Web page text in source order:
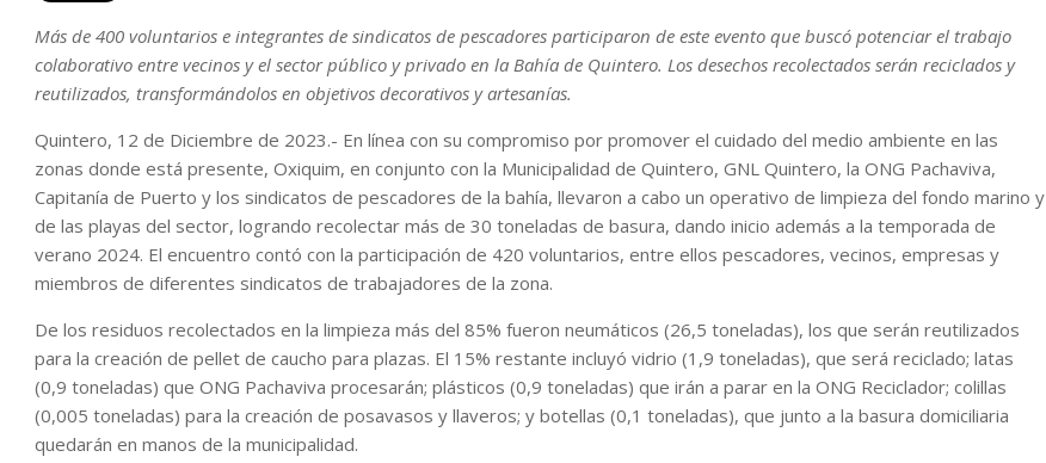
Más de 400 voluntarios e integrantes de sindicatos de pescadores participaron de este evento que buscó potenciar el trabajo
colaborativo entre vecinos y el sector público y privado en la Bahía de Quintero. Los desechos recolectados serán reciclados y
reutilizados, transformándolos en objetivos decorativos y artesanías.
Quintero, 12 de Diciembre de 2023.- En línea con su compromiso por promover el cuidado del medio ambiente en las
zonas donde está presente, Oxiquim, en conjunto con la Municipalidad de Quintero, GNL Quintero, la ONG Pachaviva,
Capitanía de Puerto y los sindicatos de pescadores de la bahía, llevaron a cabo un operativo de limpieza del fondo marino y
de las playas del sector, logrando recolectar más de 30 toneladas de basura, dando inicio además a la temporada de
verano 2024. El encuentro contó con la participación de 420 voluntarios, entre ellos pescadores, vecinos, empresas y
miembros de diferentes sindicatos de trabajadores de la zona.
De los residuos recolectados en la limpieza más del 85% fueron neumáticos (26,5 toneladas), los que serán reutilizados
para la creación de pellet de caucho para plazas. El 15% restante incluyó vidrio (1,9 toneladas), que será reciclado; latas
(0,9 toneladas) que ONG Pachaviva procesarán; plásticos (0,9 toneladas) que irán a parar en la ONG Reciclador; colillas
(0,005 toneladas) para la creación de posavasos y llaveros; y botellas (0,1 toneladas), que junto a la basura domiciliaria
quedarán en manos de la municipalidad.